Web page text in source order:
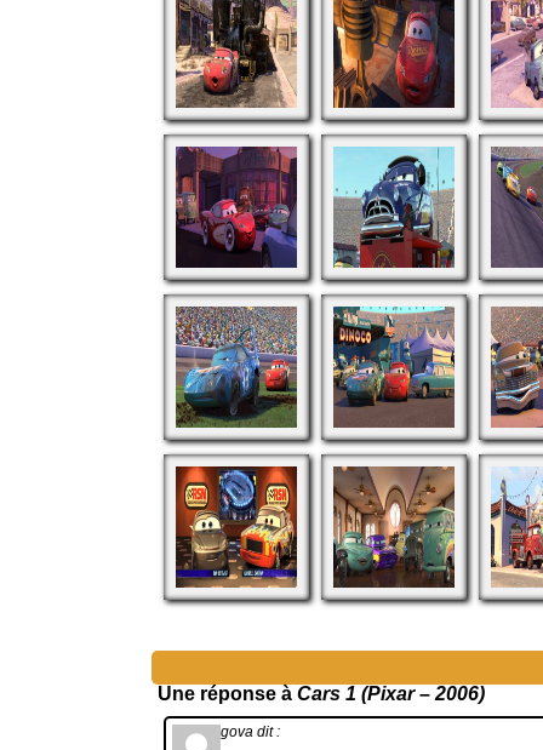
Une réponse à Cars 1 (Pixar – 2006)
gova dit :